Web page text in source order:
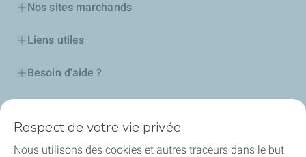
Nos sites marchands
Liens utiles
Besoin d'aide ?
Certificats d'économies d'énergie
Respect de votre vie privée
Nous utilisons des cookies et autres traceurs dans le but